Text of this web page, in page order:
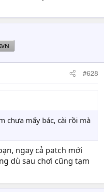
#628
chưa mấy bác, cài rồi mà
ngay cả patch mới
dù sau chơi cũng tạm